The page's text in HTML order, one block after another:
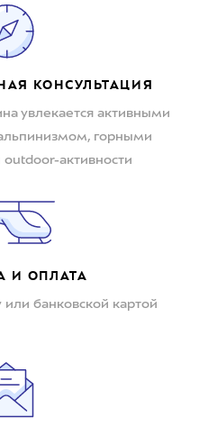
КОНСУЛЬТАЦИЯ
увлекается активными
горными
активности
И ОПЛАТА
банковской картой